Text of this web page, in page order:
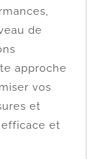
de
approche
vos
et
et